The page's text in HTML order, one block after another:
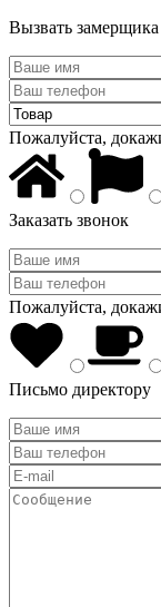
Вызвать замерщика
Пожалуйста,
Заказать звонок
Пожалуйста,
Письмо директору